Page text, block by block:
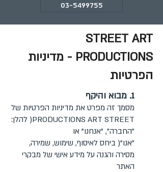
03-5499755
STREET ART
PRODUCTIONS - מדיניות
הפרטיות
1. מבוא והיקף
מסמך זה מפרט את מדיניות הפרטיות של
PRODUCTIONS ART STREET( להלן:
"החברה", "אנחנו" או
"אנו"( ביחס לאיסוף, שימוש, שמירה,
מסירה והגנה על מידע אישי של מבקרי
האתר